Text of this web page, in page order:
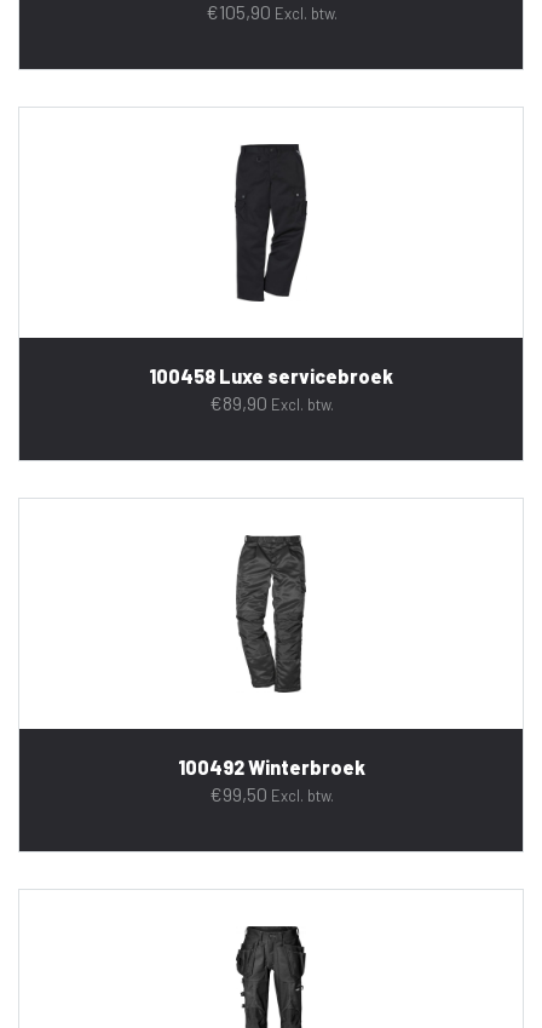
€105,90 Excl. btw.
100458 Luxe servicebroek
€89,90 Excl. btw.
100492 Winterbroek
€99,50 Excl. btw.